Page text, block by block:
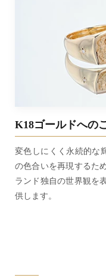
K18ゴールドへの
変色しにくく永続的な
の色合いを再現するた
ランド独自の世界観を
供します。